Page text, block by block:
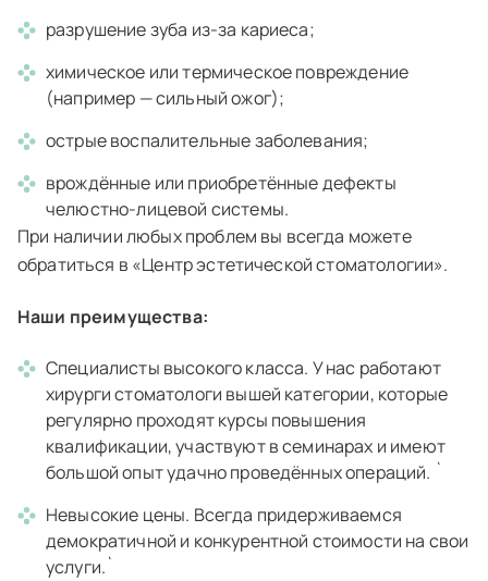
разрушение зуба из-за кариеса;
химическое или термическое повреждение
(например — сильный ожог);
острые воспалительные заболевания;
врождённые или приобретённые дефекты
челюстно-лицевой системы.
При наличии любых проблем вы всегда можете
обратиться в «Центр эстетической стоматологии».
Наши преимущества:
Специалисты высокого класса. У нас работают
хирурги стоматологи вышей категории, которые
регулярно проходят курсы повышения
квалификации, участвуют в семинарах и имеют
большой опыт удачно проведённых операций. `
Невысокие цены. Всегда придерживаемся
демократичной и конкурентной стоимости на свои
услуги.`